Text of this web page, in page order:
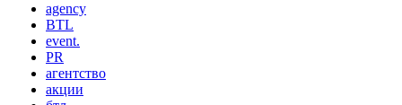
agency
BTL
event.
PR
агентство
акции